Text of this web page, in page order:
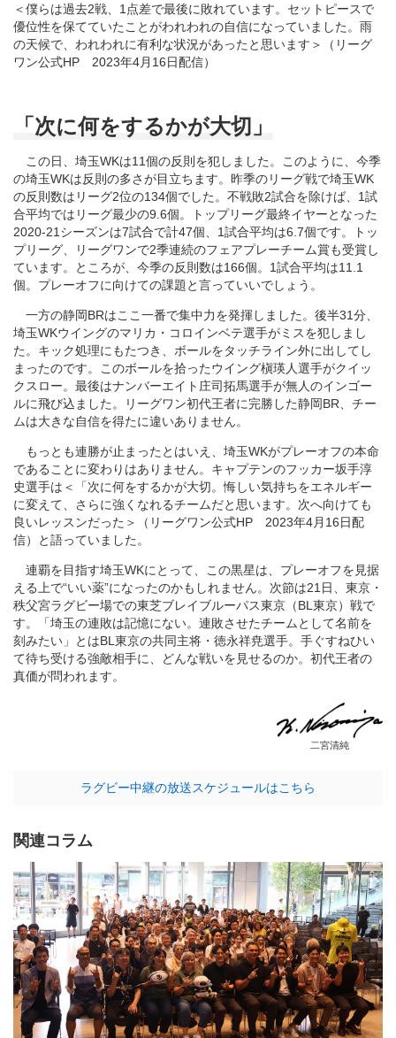
＜僕らは過去2戦、1点差で最後に敗れています。セットピースで
優位性を保てていたことがわれわれの自信になっていました。雨
の天候で、われわれに有利な状況があったと思います＞（リーグ
ワン公式HP 2023年4月16日配信）
「次に何をするかが大切」
この日、埼玉WKは11個の反則を犯しました。このように、今季
の埼玉WKは反則の多さが目立ちます。昨季のリーグ戦で埼玉WK
の反則数はリーグ2位の134個でした。不戦敗2試合を除けば、1試
合平均ではリーグ最少の9.6個。トップリーグ最終イヤーとなった
2020-21シーズンは7試合で計47個、1試合平均は6.7個です。トッ
プリーグ、リーグワンで2季連続のフェアプレーチーム賞も受賞し
ています。ところが、今季の反則数は166個。1試合平均は11.1
個。プレーオフに向けての課題と言っていいでしょう。
一方の静岡BRはここ一番で集中力を発揮しました。後半31分、
埼玉WKウイングのマリカ・コロインベテ選手がミスを犯しまし
た。キック処理にもたつき、ボールをタッチライン外に出してし
まったのです。このボールを拾ったウイング槇瑛人選手がクイッ
クスロー。最後はナンバーエイト庄司拓馬選手が無人のインゴー
ルに飛び込ました。リーグワン初代王者に完勝した静岡BR、チー
ムは大きな自信を得たに違いありません。
もっとも連勝が止まったとはいえ、埼玉WKがプレーオフの本命
であることに変わりはありません。キャプテンのフッカー坂手淳
史選手は＜「次に何をするかが大切。悔しい気持ちをエネルギー
に変えて、さらに強くなれるチームだと思います。次へ向けても
良いレッスンだった＞（リーグワン公式HP 2023年4月16日配
信）と語っていました。
連覇を目指す埼玉WKにとって、この黒星は、プレーオフを見据
える上で“いい薬”になったのかもしれません。次節は21日、東京・
秩父宮ラグビー場での東芝ブレイブルーパス東京（BL東京）戦で
す。「埼玉の連敗は記憶にない。連敗させたチームとして名前を
刻みたい」とはBL東京の共同主将・徳永祥尭選手。手ぐすねひい
て待ち受ける強敵相手に、どんな戦いを見せるのか。初代王者の
真価が問われます。
二宮清純
ラグビー中継の放送スケジュールはこちら
関連コラム